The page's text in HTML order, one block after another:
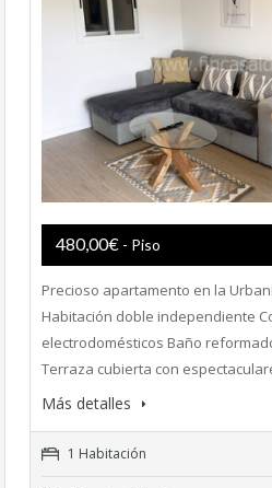
480,00€ - Piso
Precioso apartamento en la
Habitación doble independiente
electrodomésticos Baño
Terraza cubierta con
Más detalles
1 Habitación